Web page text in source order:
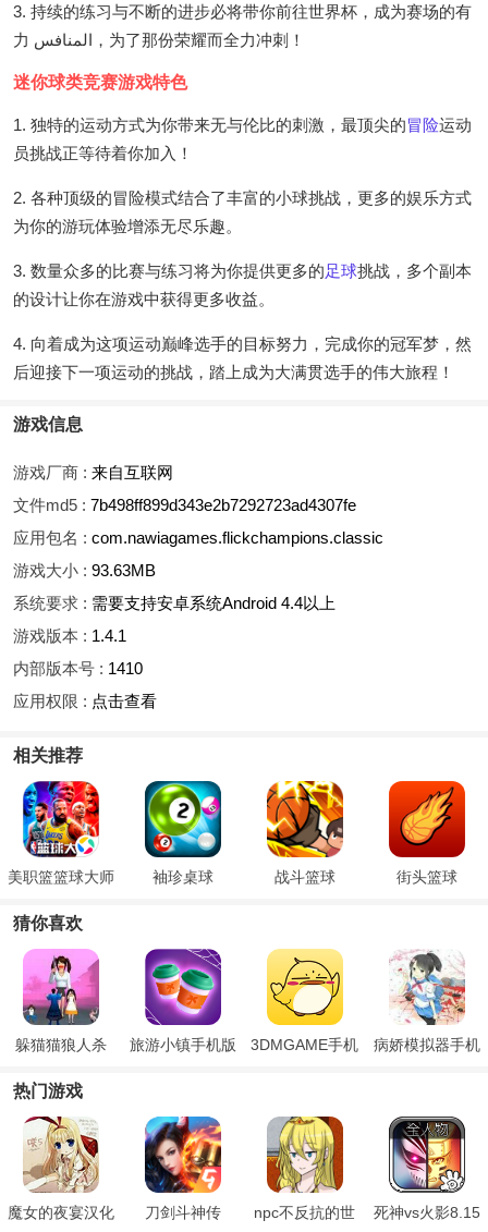
3. 持续的练习与不断的进步必将带你前往世界杯，成为赛场的有
力 المنافس，为了那份荣耀而全力冲刺！
迷你球类竞赛游戏特色
1. 独特的运动方式为你带来无与伦比的刺激，最顶尖的冒险运动
员挑战正等待着你加入！
2. 各种顶级的冒险模式结合了丰富的小球挑战，更多的娱乐方式
为你的游玩体验增添无尽乐趣。
3. 数量众多的比赛与练习将为你提供更多的足球挑战，多个副本
的设计让你在游戏中获得更多收益。
4. 向着成为这项运动巅峰选手的目标努力，完成你的冠军梦，然
后迎接下一项运动的挑战，踏上成为大满贯选手的伟大旅程！
游戏信息
游戏厂商 : 来自互联网
文件md5 : 7b498ff899d343e2b7292723ad4307fe
应用包名 : com.nawiagames.flickchampions.classic
游戏大小 : 93.63MB
系统要求 : 需要支持安卓系统Android 4.4以上
游戏版本 : 1.4.1
内部版本号 : 1410
应用权限 : 点击查看
相关推荐
美职篮篮球大师 袖珍桌球 战斗篮球 街头篮球
猜你喜欢
躲猫猫狼人杀 旅游小镇手机版
3DMGAME手机
病娇模拟器手机
热门游戏
魔女的夜宴汉化
刀剑斗神传
npc不反抗的世
死神vs火影8.15